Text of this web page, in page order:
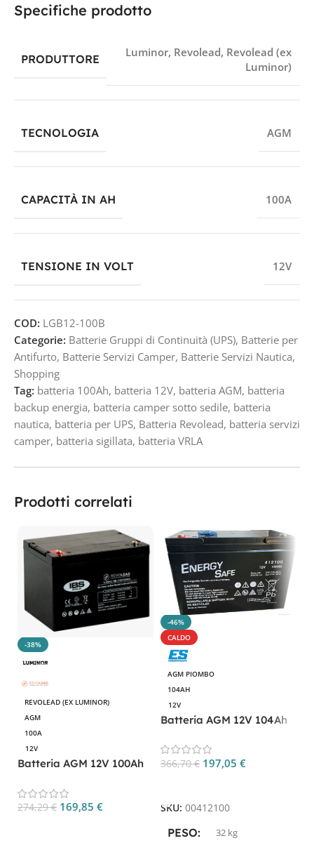
Specifiche prodotto
PRODUTTORE
Luminor, Revolead, Revolead (ex
Luminor)
TECNOLOGIA AGM
CAPACITÀ IN AH 100A
TENSIONE IN VOLT 12V
COD: LGB12-100B
Categorie: Batterie Gruppi di Continuità (UPS), Batterie per
Antifurto, Batterie Servizi Camper, Batterie Servizi Nautica,
Shopping
Tag: batteria 100Ah, batteria 12V, batteria AGM, batteria
backup energia, batteria camper sotto sedile, batteria
nautica, batteria per UPS, Batteria Revolead, batteria servizi
camper, batteria sigillata, batteria VRLA
Prodotti correlati
-38%
REVOLEAD (EX LUMINOR)
AGM
100A
12V
Batteria AGM 12V 100Ah
UPS e nautica
274,29€ 169,85 €
-46%
CALDO
AGM PIOMBO
104AH
12V
Batteria AGM 12V 104Ah
00412100
366,70€ 197,05 €
SKU: 00412100
PESO 32 kg